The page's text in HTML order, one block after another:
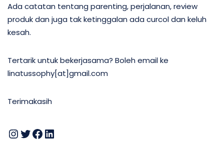
Ada catatan tentang parenting, perjalanan, review
produk dan juga tak ketinggalan ada curcol dan keluh
kesah.
Tertarik untuk bekerjasama? Boleh email ke
linatussophy[at]gmail.com
Terimakasih